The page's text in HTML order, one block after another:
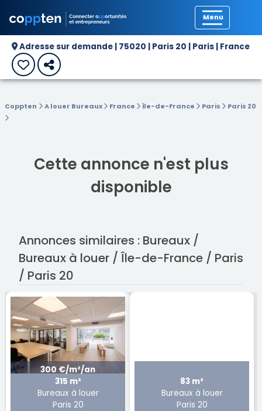
Adresse sur demande | 75020 | Paris 20 | Paris | France
Coppten A louer Bureaux France Île-de-France Paris Paris 20
Cette annonce n'est plus
disponible
Annonces similaires : Bureaux /
Bureaux à louer / Île-de-France / Paris
/ Paris 20
300 €/m²/an
315 m²
Bureaux à louer
Paris 20
83 m²
Bureaux à louer
Paris 20